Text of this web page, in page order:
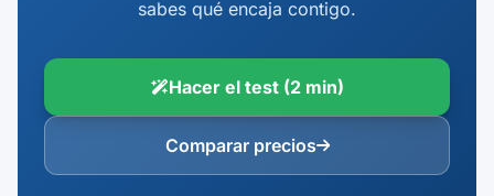
sabes qué encaja contigo.
Hacer el test (2 min)
Comparar precios